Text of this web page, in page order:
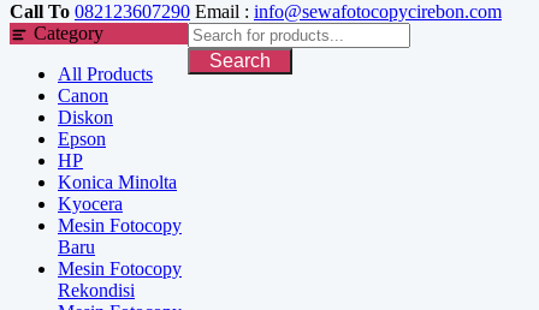
Call To 082123607290 Email : info@sewafotocopycirebon.com
Category
All Products
Canon
Diskon
Epson
HP
Konica Minolta
Kyocera
Mesin Fotocopy
Baru
Mesin Fotocopy
Rekondisi
Search